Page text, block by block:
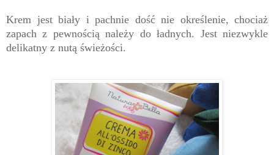
Krem jest biały i pachnie dość nie określenie, chociaż
zapach z pewnością należy do ładnych. Jest niezwykle
delikatny z nutą świeżości.